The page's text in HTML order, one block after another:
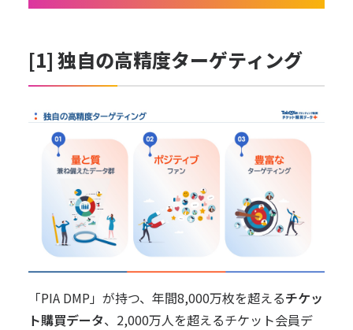
[1] 独自の高精度ターゲティング
「PIA DMP」が持つ、年間8,000万枚を超えるチケッ
ト購買データ、2,000万人を超えるチケット会員デ